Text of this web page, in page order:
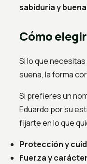
sabiduría y
Cómo
Si lo que
suena, la forma
Si prefieres un
Eduardo por su
fijarte en lo que
Protección y
Fuerza y carácter